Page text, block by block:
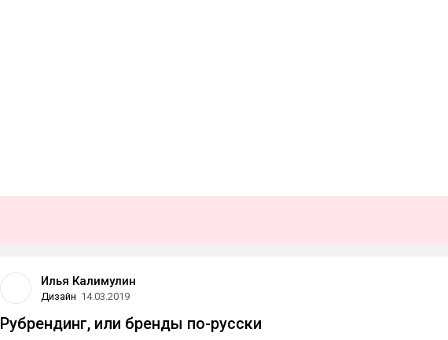
Илья Калимулин
Дизайн 14.03.2019
Рубрендинг, или бренды по-русски